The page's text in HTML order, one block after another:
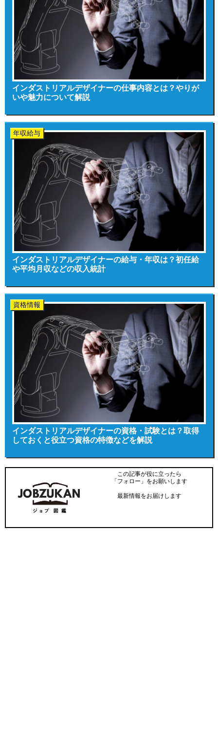
インダストリアルデザイナーの仕事内容とは？やりが
いや魅力について解説
年収給与
インダストリアルデザイナーの給与・年収は？初任給
や平均月収などの収入統計
資格情報
インダストリアルデザイナーの資格・試験とは？取得
しておくと役立つ資格の特徴などを解説
この記事が役に立ったら
「フォロー」をお願いします
最新情報をお届けします